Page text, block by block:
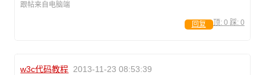
跟帖来自电脑端
顶: 0 踩: 0
回复
w3c代码教程 2013-11-23 08:53:39